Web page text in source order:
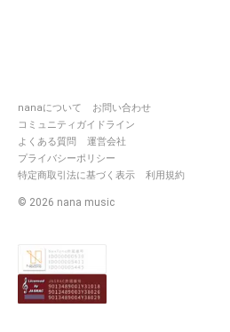
nanaについて
お問い合わせ
コミュニティガイドライン
よくある質問
運営会社
プライバシーポリシー
特定商取引法に基づく表示
利用規約
© 2026 nana music